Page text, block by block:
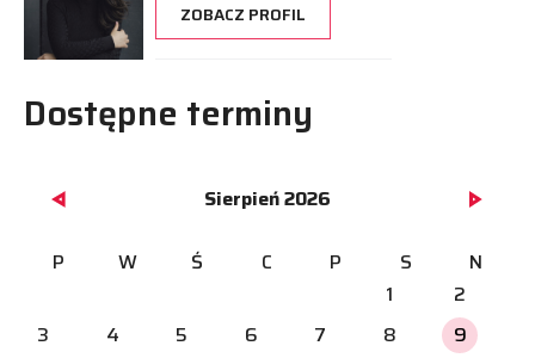
ZOBACZ PROFIL
Dostępne terminy
Sierpień 2026
P W Ś C P S
N
1
2
3
4 5 6 7 8
9